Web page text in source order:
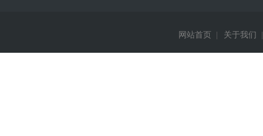
网站首页 关于我们